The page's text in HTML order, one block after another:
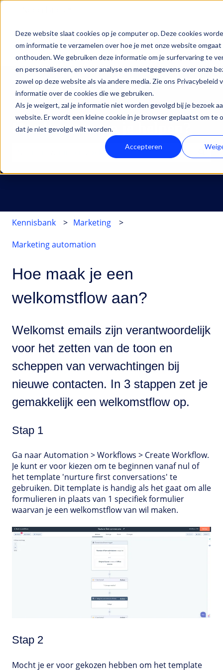
Deze website slaat cookies op je computer op. Deze cookies
om informatie te verzamelen over hoe je met onze website omgaat
onthouden. We gebruiken deze informatie om je surfervaring te
en personaliseren, en voor analyse en meetgegevens over onze
zowel op deze website als via andere media. Zie ons Privacybeleid
informatie over de cookies die we gebruiken.
Als je weigert, zal je informatie niet worden gevolgd bij je bezoek
website. Er wordt een kleine cookie in je browser geplaatst om te
dat je niet gevolgd wilt worden.
Accepteren
Oplossingen
Submenu tonen voor Oplossingen
Diensten
Submenu tonen voor
HubSpot
Hoe kunnen we je helpen?
Kennisbank Marketing
Marketing automation
Hoe maak je een
welkomstflow aan?
Welkomst emails zijn verantwoordelijk
voor het zetten van de toon en
scheppen van verwachtingen bij
nieuwe contacten. In 3 stappen zet je
gemakkelijk een welkomstflow op.
Stap 1
Ga naar Automation > Workflows > Create Workflow.
Je kunt er voor kiezen om te beginnen vanaf nul of
het template 'nurture first conversations' te
gebruiken. Dit template is handig als het gaat om alle
formulieren in plaats van 1 specifiek formulier
waarvan je een welkomstflow van wil maken.
Stap 2
Mocht je er voor gekozen hebben om het template